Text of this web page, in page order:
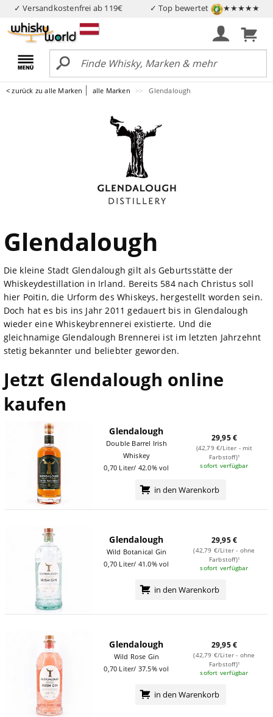
✓ Versandkostenfrei ab 119€ ✓ Top bewertet ★★★★★
< zurück zu alle Marken alle Marken Glendalough
Glendalough
Die kleine Stadt Glendalough gilt als Geburtsstätte der
Whiskeydestillation in Irland. Bereits 584 nach Christus soll
hier Poitin, die Urform des Whiskeys, hergestellt worden sein.
Doch hat es bis ins Jahr 2011 gedauert bis in Glendalough
wieder eine Whiskeybrennerei existierte. Und die
gleichnamige Glendalough Brennerei ist im letzten Jahrzehnt
stetig bekannter und beliebter geworden.
Jetzt Glendalough online
kaufen
Glendalough
Double Barrel Irish
Whiskey
0,70 Liter/ 42.0% vol
29,95 €
(42,79 €/Liter - mit
Farbstoff)¹
sofort verfügbar
in den Warenkorb
Glendalough
Wild Botanical Gin
0,70 Liter/ 41.0% vol
29,95 €
(42,79 €/Liter - ohne
Farbstoff)¹
sofort verfügbar
in den Warenkorb
Glendalough
Wild Rose Gin
0,70 Liter/ 37.5% vol
29,95 €
(42,79 €/Liter - ohne
Farbstoff)¹
sofort verfügbar
in den Warenkorb